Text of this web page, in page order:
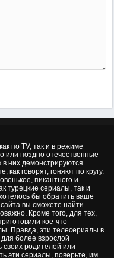
по TV, так и в режиме
или поздно отечественные
в них демонстрируются
как говорят, гоняют по кругу.
пикантного и
турецкие сериалы, так и
бы обратить ваше
вы сможете найти
Кроме того, для тех,
кое-что
Правда, эти телесериалы в
более взрослой
своих родителей или
эти сериалы, поверьте, им